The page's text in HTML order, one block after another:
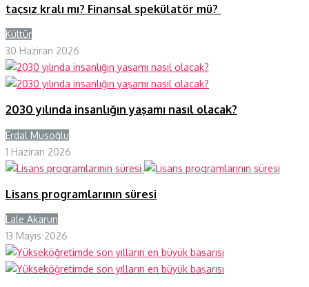
taçsız kralı mı? Finansal spekülatör mü?
Kültür
30 Haziran 2026
2030 yılında insanlığın yaşamı nasıl olacak?
Erdal Musoğlu
1 Haziran 2026
Lisans programlarının süresi
Lale Akarun
13 Mayıs 2026